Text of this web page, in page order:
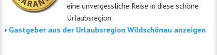
eine unvergessliche Reise in diese schöne
Urlaubsregion.
Gastgeber aus der Urlaubsregion Wildschönau anzeigen